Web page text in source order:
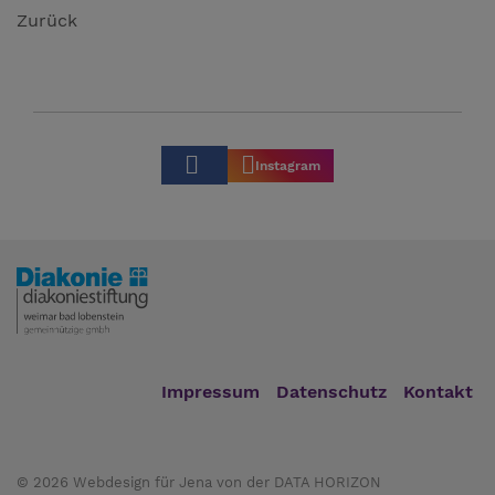
Zurück
Instagram
Impressum Datenschutz Kontakt
© 2026 Webdesign für Jena von der DATA HORIZON